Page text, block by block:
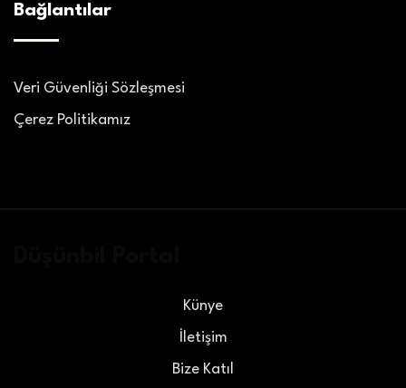
Bağlantılar
Veri Güvenliği Sözleşmesi
Çerez Politikamız
Künye
İletişim
Bize Katıl